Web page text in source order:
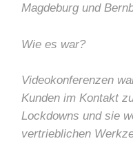
Magdeburg und
Wie es war?
Videokonferenzen
Kunden im Kontakt
Lockdowns und sie
vertrieblichen